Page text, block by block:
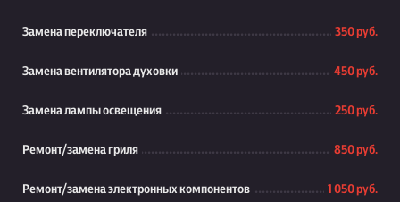
Замена переключателя 350 руб.
Замена вентилятора духовки 450 руб.
Замена лампы освещения 250 руб.
Ремонт/замена гриля 850 руб.
Ремонт/замена электронных компонентов 1 050 руб.